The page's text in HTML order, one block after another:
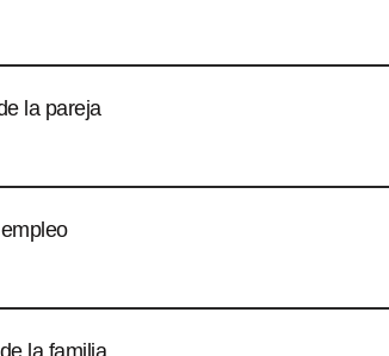
la pareja
la familia